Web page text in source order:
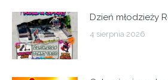
Dzień młodzieży
4 sierpnia 2026